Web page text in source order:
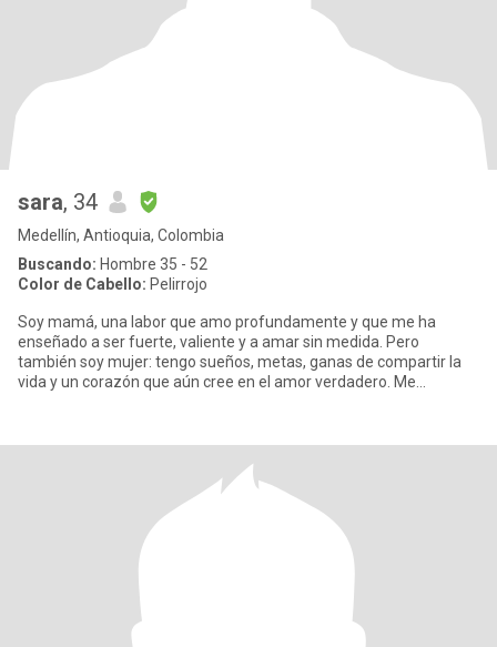
sara, 34
Medellín, Antioquia, Colombia
Buscando: Hombre 35 - 52
Color de Cabello: Pelirrojo
Soy mamá, una labor que amo profundamente y que me ha
enseñado a ser fuerte, valiente y a amar sin medida. Pero
también soy mujer: tengo sueños, metas, ganas de compartir la
vida y un corazón que aún cree en el amor verdadero. Me